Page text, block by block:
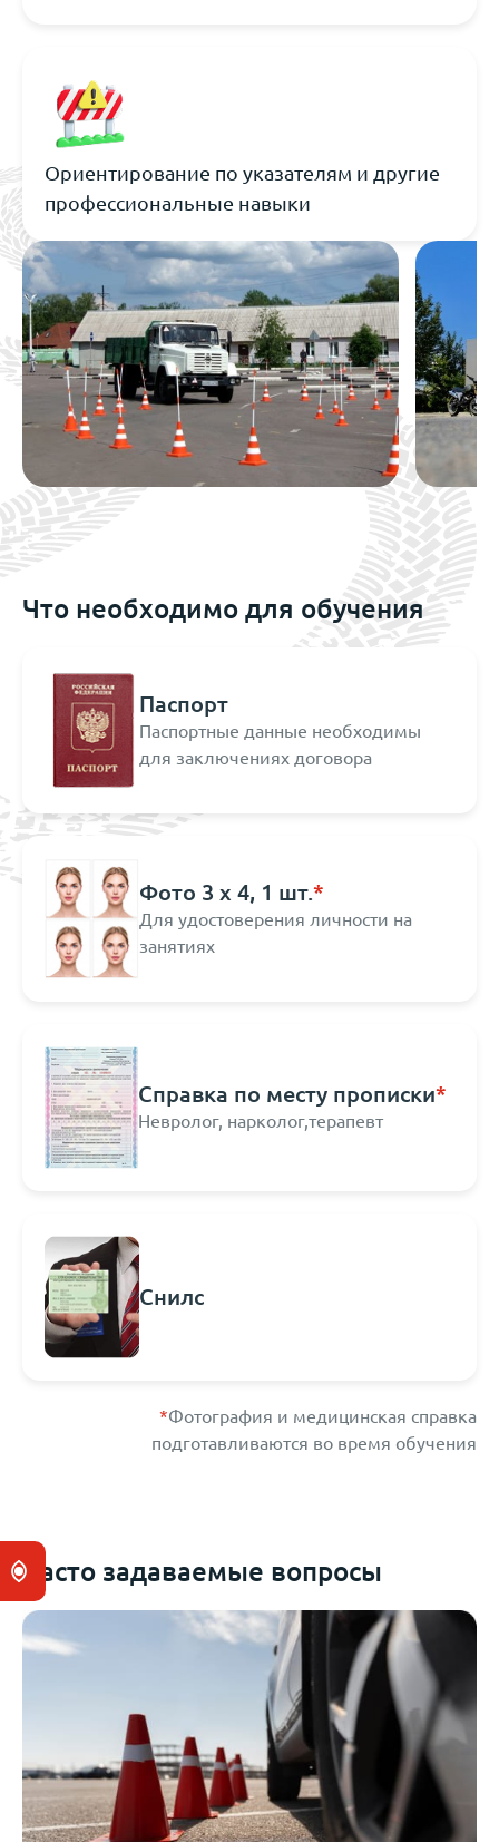
Ориентирование по указателям и другие
профессиональные навыки
Что необходимо для обучения
Паспорт
Паспортные данные необходимы
для заключениях договора
Фото 3 х 4, 1 шт.*
Для удостоверения личности на
занятиях
Справка по месту прописки*
Невролог, нарколог,терапевт
Снилс
*Фотография и медицинская справка
подготавливаются во время обучения
Часто задаваемые вопросы